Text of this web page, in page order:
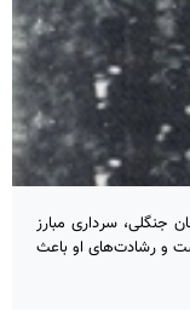
جنگلی، سرداری مبارز
و رشادت‌های او باعث